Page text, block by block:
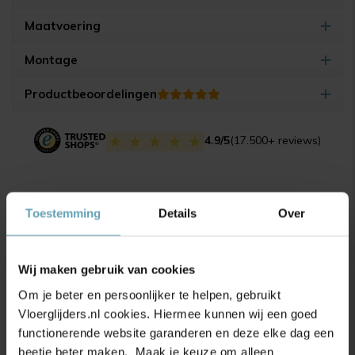
Toestemming Details Over
Wij maken gebruik van cookies
Om je beter en persoonlijker te helpen, gebruikt
Vloerglijders.nl cookies. Hiermee kunnen wij een goed
functionerende website garanderen en deze elke dag een
beetje beter maken. Maak je keuze om alleen
Maatvoering
Montage
Productbeoordelingen
4.9/5(17.500+ reviews)
Gerelateerde producten